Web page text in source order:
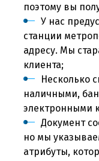
поэтому вы
У нас
станции
адресу. Мы
клиента;
Несколько
наличными,
электронными
Документ
но мы
атрибуты,